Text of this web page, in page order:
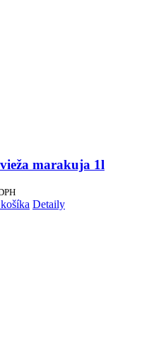
marakuja 1l
Detaily